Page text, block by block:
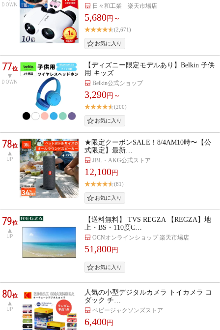
DOWN 日々和工業 楽天市場店
5,680円～
(2,671)
77位
DOWN
【ディズニー限定モデルあり】Belkin 子供
用 キッズ…
Belkin公式ショップ
3,290円～
(200)
78位
UP
★限定クーポンSALE！8/4AM10時〜【公
式限定】最新…
JBL・AKG公式ストア
12,100円
(81)
79位
UP
【送料無料】 TVS REGZA 【REGZA】地
上・BS・110度C…
OCNオンラインショップ 楽天市場店
51,800円
80位
UP
人気の小型デジタルカメラ トイカメラ コ
ダック チ…
ベビージャクソンズストア
6,400円